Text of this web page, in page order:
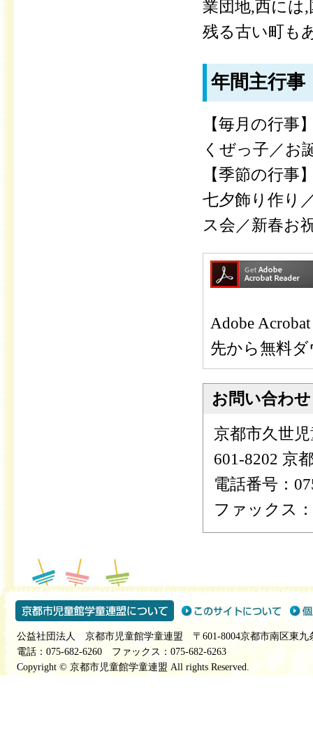
業団地,西には
残る古い町も
年間主行事
【毎月の行事
くぜっ子／お
【季節の行事
七夕飾り作り
ス会／新春お
Adobe
先から無料
お問い合わせ
京都市久世
601-8202 京
電話番号：
ファックス
公益社団法人 京都市児童館学童連盟 〒601-8004京都市南区東九
電話：075-682-6260 ファックス：075-682-6263
Copyright © 京都市児童館学童連盟 All rights Reserved.